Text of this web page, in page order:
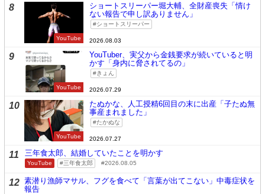
8
YouTube
ショートスリーパー堀大輔、全財産喪失「情け
ない報告で申し訳ありません」
ショートスリーパー
2026.08.03
9
YouTube
YouTuber、実父から金銭要求が続いていると明
かす「身内に脅されてるの」
きょん
2026.07.29
10
YouTube
たぬかな、人工授精6回目の末に出産「子たぬ無
事産まれました」
たかぬな
2026.07.27
11 三年食太郎、結婚していたことを明かす
YouTube 三年食太郎 2026.08.05
12 素潜り漁師マサル、フグを食べて「言葉が出てこない」中毒症状を
報告